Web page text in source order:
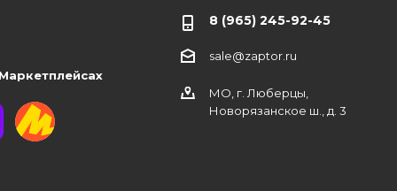
8 (965) 245-92-45
sale@zaptor.ru
МО, г. Люберцы,
Новорязанское ш., д. 3